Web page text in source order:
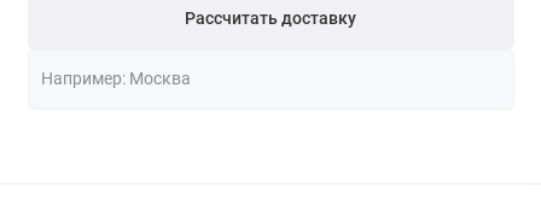
Рассчитать доставку